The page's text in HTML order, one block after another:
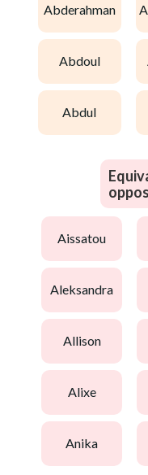
abderahman
abdoul
abdul
aissatou
aleksandra
allison
alixe
anika